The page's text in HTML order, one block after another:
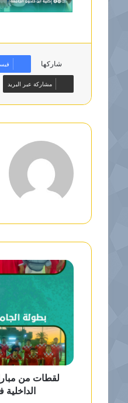
شاركها
مشاركة عبر البريد
لقطات من